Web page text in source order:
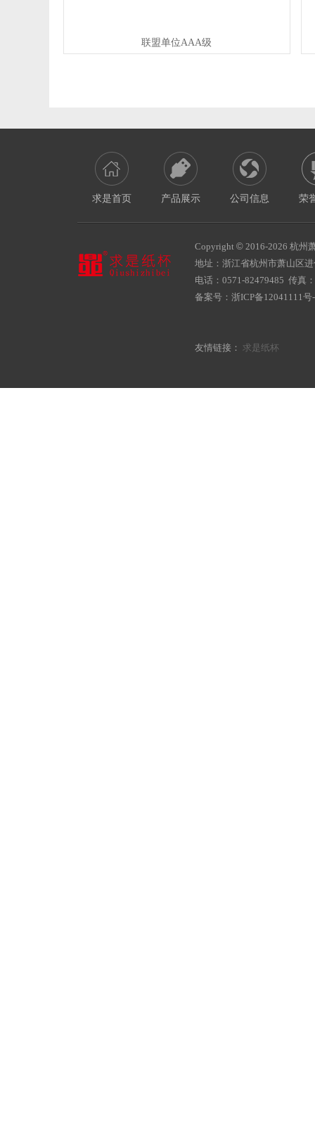
联盟单位AAA级
求是首页 产品展示 公司信息 荣
Copyright © 2016-2026 杭州
地址：浙江省杭州市萧山区
电话：0571-82479485 传真
备案号： 浙ICP备12041111号
友情链接： 求是纸杯